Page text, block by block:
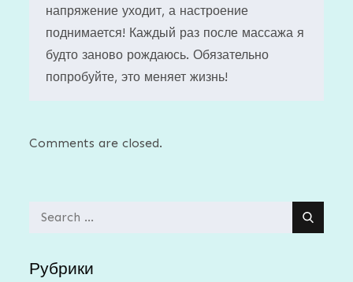
напряжение уходит, а настроение
поднимается! Каждый раз после массажа я
будто заново рождаюсь. Обязательно
попробуйте, это меняет жизнь!
Comments are closed.
Search
Рубрики